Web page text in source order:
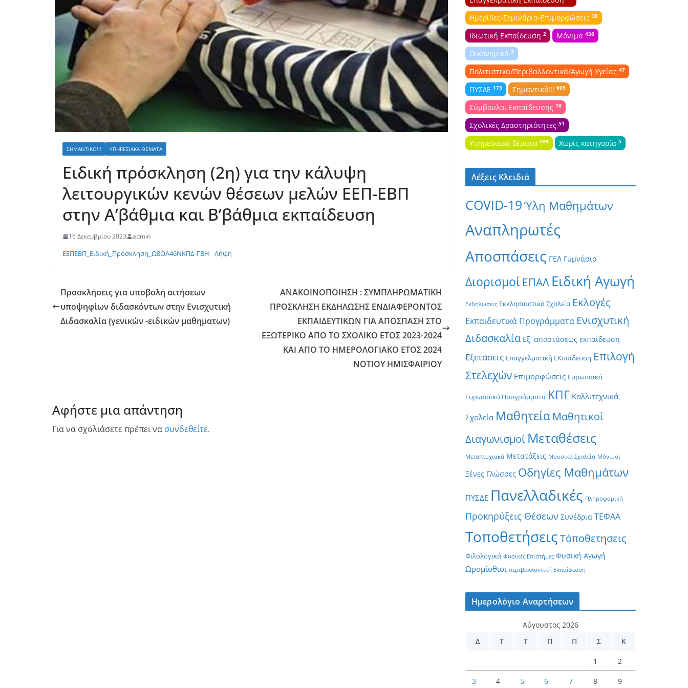
ΣΗΜΑΝΤΙΚΌ!!! ΥΠΗΡΕΣΙΑΚΆ ΘΈΜΑΤΑ
Ειδική πρόσκληση (2η) για την κάλυψη
λειτουργικών κενών θέσεων μελών ΕΕΠ-ΕΒΠ
στην Α’βάθμια και Β’βάθμια εκπαίδευση
16 Δεκεμβρίου 2023 admin
ΕΕΠΕΒΠ_Ειδική_Πρόσκληση_Ω8ΟΑ46ΝΚΠΔ-ΓΒΗ Λήψη
Προσκλήσεις για υποβολή αιτήσεων
υποψηφίων διδασκόντων στην Ενισχυτική
Διδασκαλία (γενικών -ειδικών μαθηματων)
ΑΝΑΚΟΙΝΟΠΟΙΗΣΗ : ΣΥΜΠΛΗΡΩΜΑΤΙΚΗ
ΠΡΟΣΚΛΗΣΗ ΕΚΔΗΛΩΣΗΣ ΕΝΔΙΑΦΕΡΟΝΤΟΣ
ΕΚΠΑΙΔΕΥΤΙΚΩΝ ΓΙΑ ΑΠΟΣΠΑΣΗ ΣΤΟ
ΕΞΩΤΕΡΙΚΟ ΑΠΟ ΤΟ ΣΧΟΛΙΚΟ ΕΤΟΣ 2023-2024
KAI ΑΠΟ ΤΟ ΗΜΕΡΟΛΟΓΙΑΚΟ ΕΤΟΣ 2024
ΝΟΤΙΟΥ ΗΜΙΣΦΑΙΡΙΟΥ
Αφήστε μια απάντηση
Για να σχολιάσετε πρέπει να συνδεθείτε.
Ημερίδες-Σεμινάρια-Επιμορφώσεις 38
Ιδιωτική Εκπαίδευση 2 Μόνιμα 438
Οικονομικά 7
Πολιτιστικα/Περιβαλλοντικά/Αγωγή Υγείας 47
ΠΥΣΔΕ 173 Σημαντικό!!! 905
Σύμβουλοι Εκπαίδευσης 10
Σχολικές Δραστηριότητες 51
Υπηρεσιακά θέματα 599 Χωρίς κατηγορία 5
Λέξεις Κλειδιά
COVID-19Ύλη Μαθημάτων
Αναπληρωτές
Αποσπάσεις ΓΕΛ Γυμνάσιο
Διορισμοί ΕΠΑΛ Ειδική Αγωγή
Εκδηλώσεις Εκκλησιαστικά Σχολεία Εκλογές
Εκπαιδευτικά Προγράμματα Ενισχυτική
Διδασκαλία Εξ' αποστάσεως εκπαίδευση
Εξετάσεις Επαγγελματική ΕΚπαιδευση Επιλογή
Στελεχών Επιμορφώσεις Ευρωπαϊκά
Ευρωπαϊκά Προγράμματα ΚΠΓ Καλλιτεχνικά
Σχολεία Μαθητεία Μαθητικοί
Διαγωνισμοί Μεταθέσεις
Μεταπτυχιακά Μετατάξεις Μουσικά Σχολεία Μόνιμοι
Ξένες Γλώσσες Οδηγίες Μαθημάτων
ΠΥΣΔΕ Πανελλαδικές Πληροφορική
Προκηρύξεις Θέσεων Συνέδρια ΤΕΦΑΑ
ΤοποθετήσειςΤόποθετησεις
Φιλολογικά Φυσικές Επιστήμες Φυσική Αγωγή
Ωρομίσθιοι περιβαλλοντική Εκπαίδευση
Ημερολόγιο Αναρτήσεων
Αύγουστος 2026
Δ
Τ Τ Π Π Σ Κ
1 2
3 4 5 6 7 8 9